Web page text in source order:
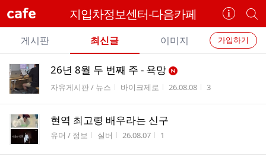
cafe 지입차정보센터-다음카페
카
페
정
보
개
별
카
페
카
페
메
뉴
가입하기
게시판 최신글 이미지
전
체
글
리
26년 8월 두 번째 주 - 욕망
게시판명
자유게시판 / 뉴스 작성자
바이크제로 작성시간
26.08.08 조회수
3
현역 최고령 배우라는 신구
게시판명
유머 / 정보 작성자
실버 작성시간
26.08.07 조회수
1